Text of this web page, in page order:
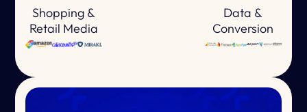
Shopping &
Retail Media
Data &
Conversion